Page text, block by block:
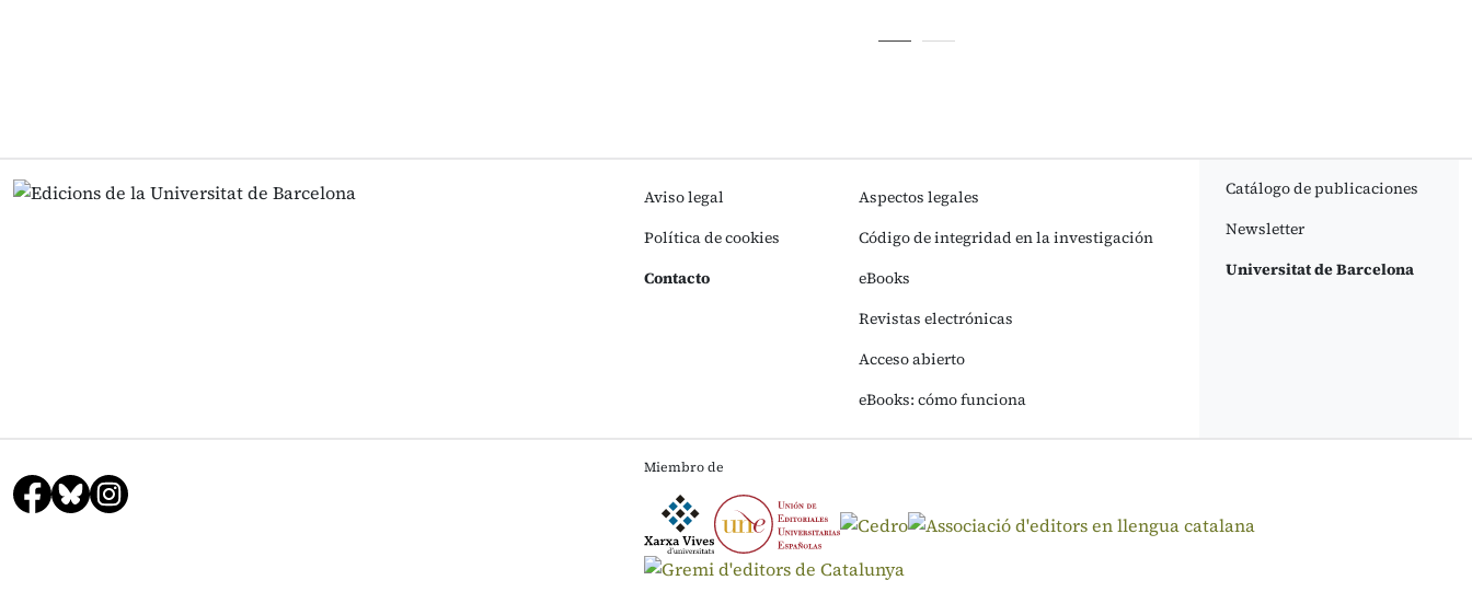
Aviso legal
Política de cookies
Contacto
Aspectos legales
Código de integridad en la investigación
eBooks
Revistas electrónicas
Acceso abierto
eBooks: cómo funciona
Catálogo de publicaciones
Newsletter
Universitat de Barcelona
Miembro de